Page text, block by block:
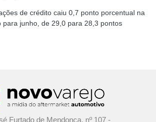
de crédito caiu 0,7 ponto porcentual na
para junho, de 29,0 para 28,3 pontos
Furtado de Mendonça, nº 107 -